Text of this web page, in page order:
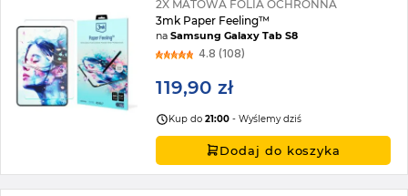
2X MATOWA FOLIA OCHRONNA
3mk Paper Feeling™
naSamsung Galaxy Tab S8
4.8 (108)
119,90 zł
Kup do21:00 - Wyślemy dziś
Dodaj do koszyka